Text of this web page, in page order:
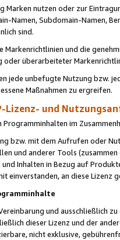
Marken nutzen oder zur
Namen, Subdomain-Namen,
sind.
Markenrichtlinien und die
oder überarbeiteter
jede unbefugte Nutzung bzw.
Maßnahmen zu ergreifen.
Lizenz- und
im
bzw. mit dem Aufrufen oder
und anderer Tools (zusammen
Inhalten in Bezug auf
einverstanden, an diese Lizenz
und ausschließlich
dieser Lizenz und der
nicht exklusive,